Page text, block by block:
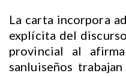
La carta incorpora
explícita del
provincial al
sanluiseños